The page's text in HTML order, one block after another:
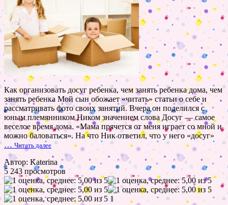
Как организовать досуг ребенка, чем занять ребенка дома, чем
занять ребенка Мой сын обожает «читать» статьи о себе и
рассматривать фото своих занятий. Вчера он поделился с
юным племянником Ником значением слова Досуг — самое
веселое время дома. «Мама прячется от меня играет со мной и
можно баловаться». На что Ник ответил, что у него «досуг»
… Читать далее
Автор: Katerina
5 243 просмотров
1